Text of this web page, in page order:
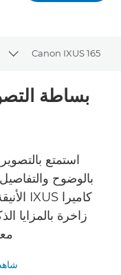
Canon IXUS 165
نظرة عامة
بساطة
استمتع
بالوضوح
زاخرة بالمزايا